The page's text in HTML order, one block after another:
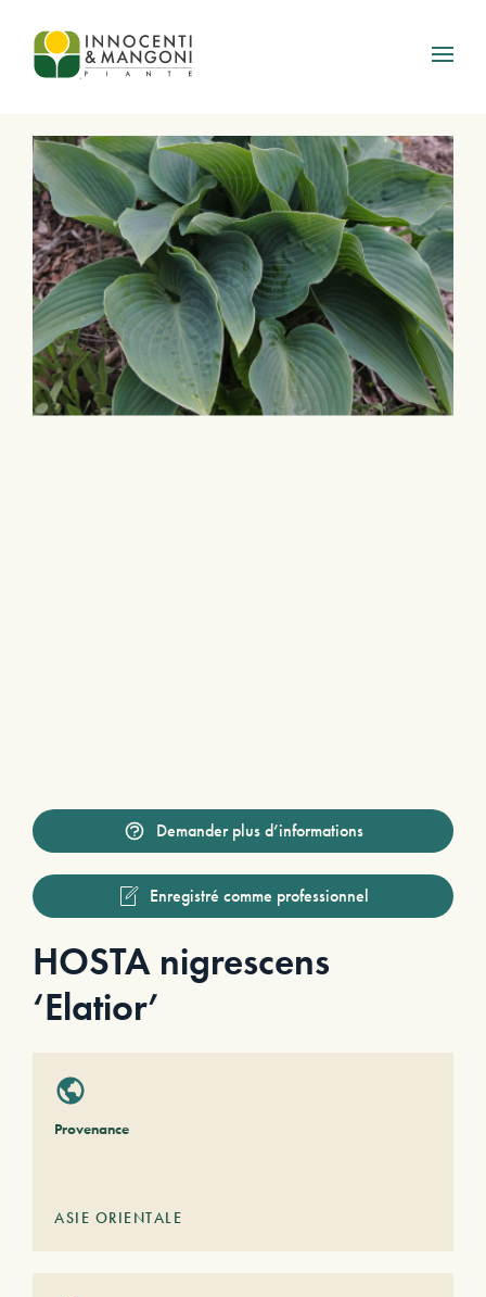
Skip to main content
Demander plus d’informations
Enregistré comme professionnel
HOSTA nigrescens
‘Elatior’
Provenance
ASIE ORIENTALE